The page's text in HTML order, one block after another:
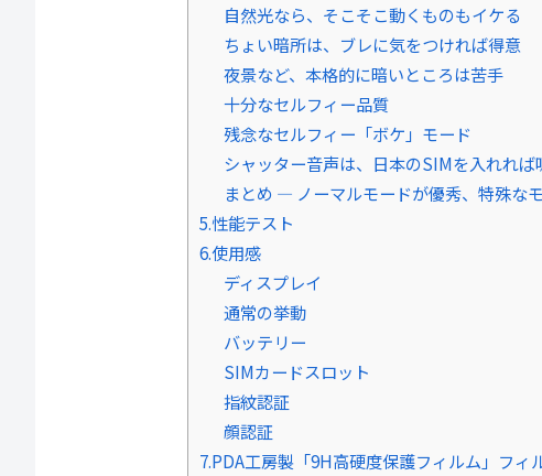
自然光なら、そこそこ動くものもイケる
ちょい暗所は、ブレに気をつければ得意
夜景など、本格的に暗いところは苦手
十分なセルフィー品質
残念なセルフィー「ボケ」モード
シャッター音声は、日本のSIMを入れれば
まとめ ― ノーマルモードが優秀、特殊な
5.性能テスト
6.使用感
ディスプレイ
通常の挙動
バッテリー
SIMカードスロット
指紋認証
顔認証
7.PDA工房製「9H高硬度保護フィルム」フィ